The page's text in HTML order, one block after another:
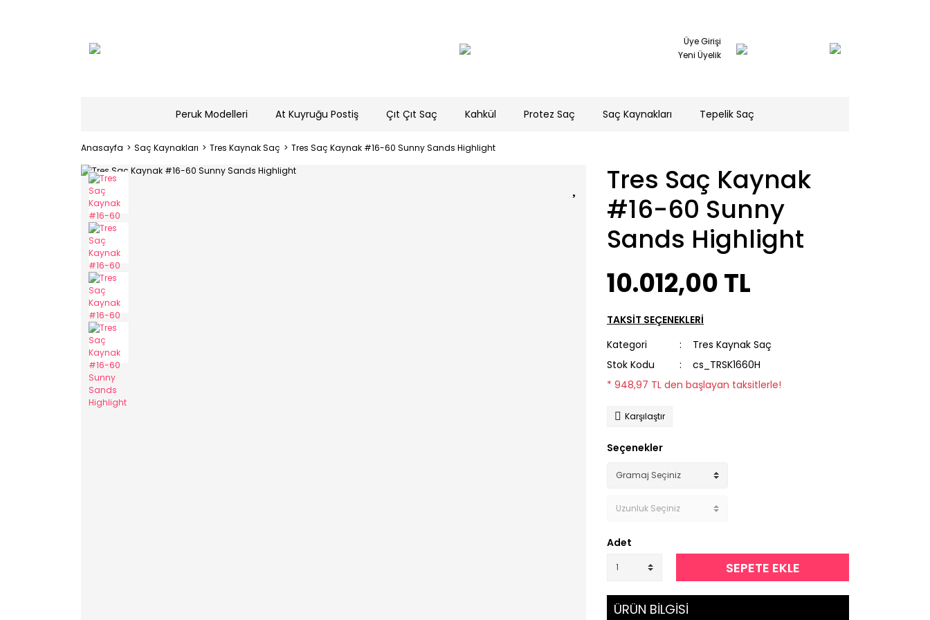
Üye Girişi
Yeni Üyelik
Peruk Modelleri At Kuyruğu Postiş Çıt Çıt Saç Kahkül Protez Saç Saç Kaynakları Tepelik Saç
Anasayfa Saç Kaynakları Tres Kaynak Saç Tres Saç Kaynak #16-60 Sunny Sands Highlight
Tres Saç Kaynak
#16-60 Sunny
Sands Highlight
10.012,00 TL
TAKSİT SEÇENEKLERİ
Kategori
Tres Kaynak Saç
Stok Kodu
cs_TRSK1660H
* 948,97 TL den başlayan taksitlerle!
Karşılaştır
Seçenekler
Adet
SEPETE EKLE
ÜRÜN BİLGİSİ